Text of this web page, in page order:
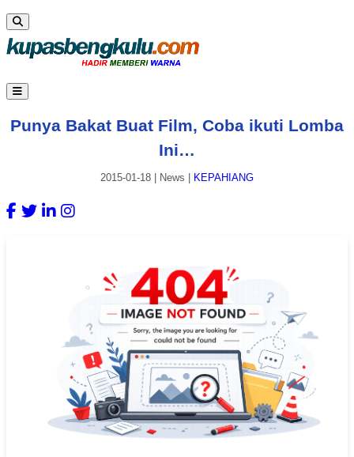
Punya Bakat Buat Film, Coba ikuti Lomba
Ini…
2015-01-18 News KEPAHIANG